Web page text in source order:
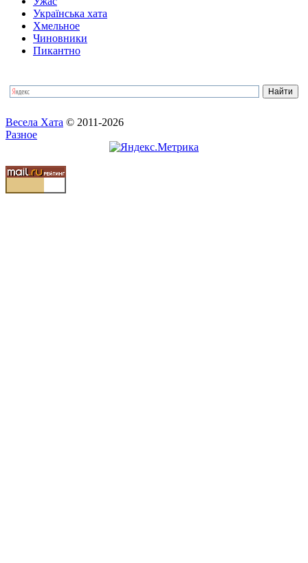
Українська хата
Хмельное
Чиновники
Пикантно
Весела Хата © 2011-2026
Разное